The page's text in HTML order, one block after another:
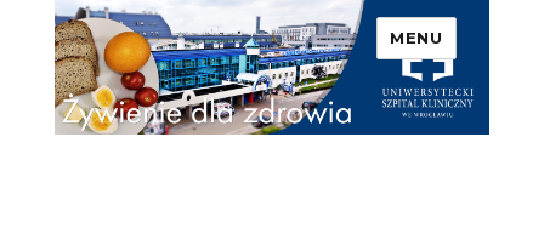
Uniwersytecki Szpital
Kliniczny we Wrocławiu –
Żywienie dla zdrowia
MENU